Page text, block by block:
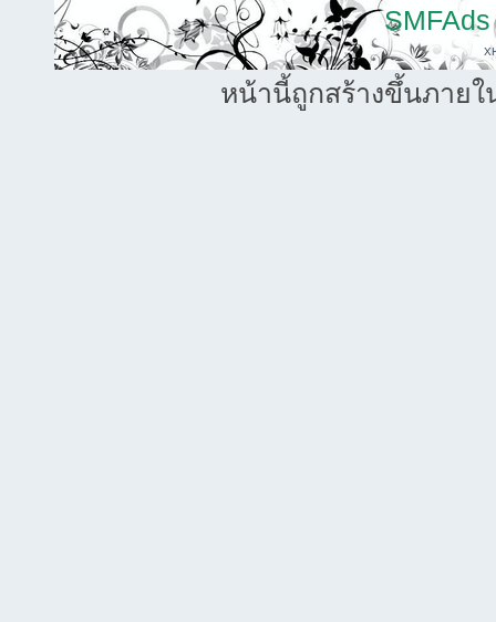
SMFAds
หน้านี้ถูกสร้างขึ้นภายใ